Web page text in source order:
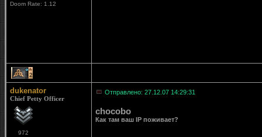
Doom Rate: 1.12
2
dukenator
Chief Petty Officer
972
Отправлено: 27.12.07 14:29:31
chocobo
Как там ваш IP поживает?